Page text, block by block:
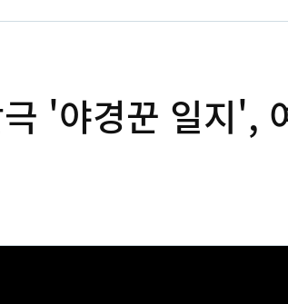
'야경꾼 일지',